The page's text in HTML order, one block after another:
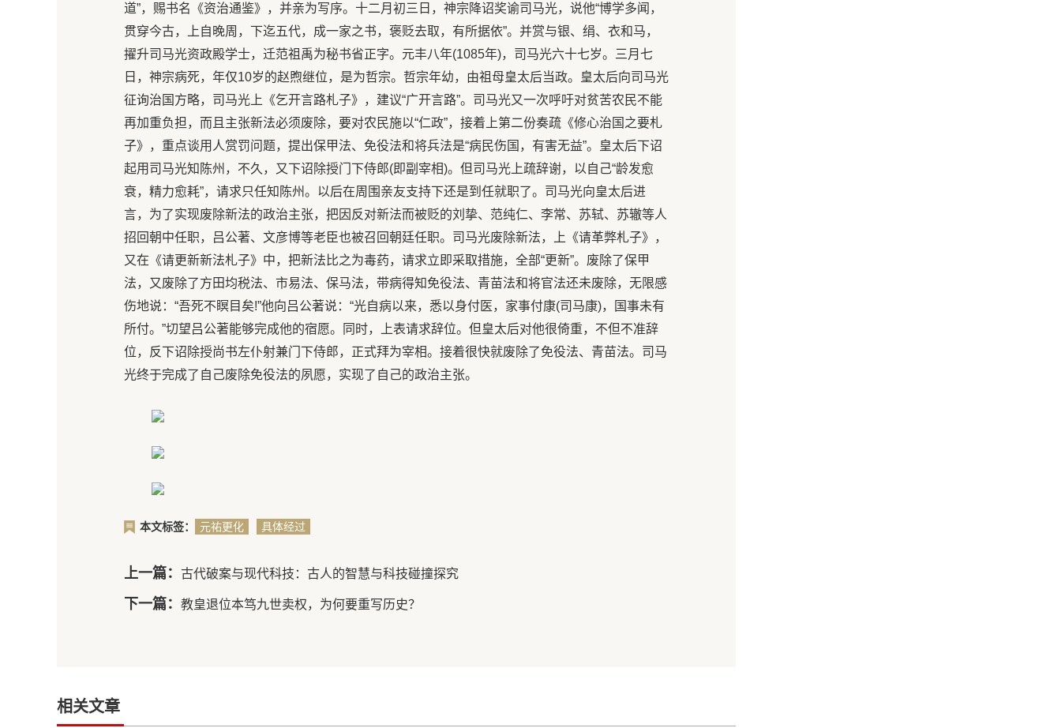
道”，赐书名《资治通鉴》，并亲为写序。十二月初三日，神宗降诏奖谕司马光，说他“博学多闻，
贯穿今古，上自晚周，下迄五代，成一家之书，褒贬去取，有所据依”。并赏与银、绢、衣和马，
擢升司马光资政殿学士，迁范祖禹为秘书省正字。元丰八年(1085年)，司马光六十七岁。三月七
日，神宗病死，年仅10岁的赵煦继位，是为哲宗。哲宗年幼，由祖母皇太后当政。皇太后向司马光
征询治国方略，司马光上《乞开言路札子》，建议“广开言路”。司马光又一次呼吁对贫苦农民不能
再加重负担，而且主张新法必须废除，要对农民施以“仁政”，接着上第二份奏疏《修心治国之要札
子》，重点谈用人赏罚问题，提出保甲法、免役法和将兵法是“病民伤国，有害无益”。皇太后下诏
起用司马光知陈州，不久，又下诏除授门下侍郎(即副宰相)。但司马光上疏辞谢，以自己“龄发愈
衰，精力愈耗”，请求只任知陈州。以后在周围亲友支持下还是到任就职了。司马光向皇太后进
言，为了实现废除新法的政治主张，把因反对新法而被贬的刘挚、范纯仁、李常、苏轼、苏辙等人
招回朝中任职，吕公著、文彦博等老臣也被召回朝廷任职。司马光废除新法，上《请革弊札子》，
又在《请更新新法札子》中，把新法比之为毒药，请求立即采取措施，全部“更新”。废除了保甲
法，又废除了方田均税法、市易法、保马法，带病得知免役法、青苗法和将官法还未废除，无限感
伤地说：“吾死不瞑目矣!”他向吕公著说：“光自病以来，悉以身付医，家事付康(司马康)，国事未有
所付。”切望吕公著能够完成他的宿愿。同时，上表请求辞位。但皇太后对他很倚重，不但不准辞
位，反下诏除授尚书左仆射兼门下侍郎，正式拜为宰相。接着很快就废除了免役法、青苗法。司马
光终于完成了自己废除免役法的夙愿，实现了自己的政治主张。
本文标签：
元祐更化
具体经过
上一篇： 古代破案与现代科技：古人的智慧与科技碰撞探究
下一篇： 教皇退位本笃九世卖权，为何要重写历史？
相关文章